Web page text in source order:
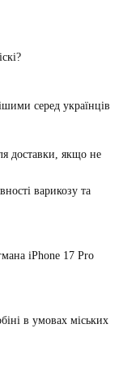
серед українців
доставки, якщо не
варикозу та
iPhone 17 Pro
в умовах міських